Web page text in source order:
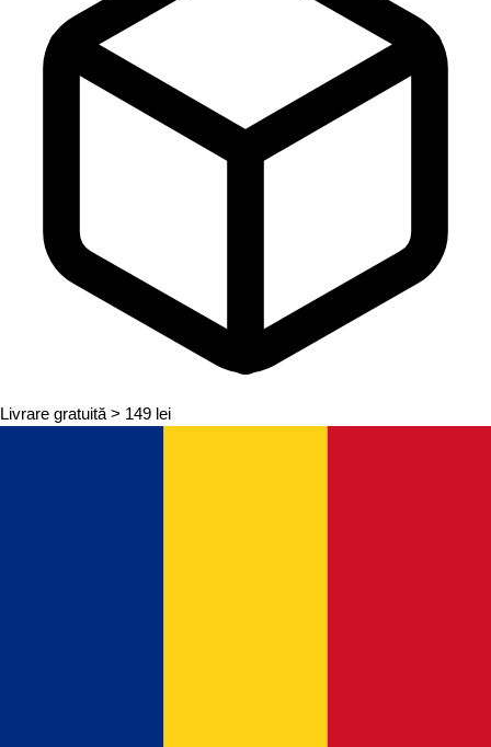
Livrare gratuită > 149 lei